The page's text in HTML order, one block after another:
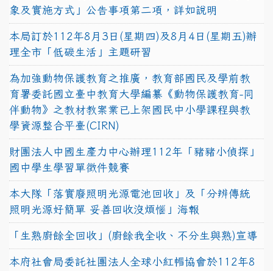
象及實施方式」公告事項第二項，詳如說明
本局訂於112年8月3日(星期四)及8月4日(星期五)辦
理全市「低碳生活」主題研習
為加強動物保護教育之推廣，教育部國民及學前教
育署委託國立臺中教育大學編纂《動物保護教育-同
伴動物》之教材教案業已上架國民中小學課程與教
學資源整合平臺(CIRN)
財團法人中國生產力中心辦理112年「豬豬小偵探」
國中學生學習單徵件競賽
本大隊「落實廢照明光源電池回收」及「分辨傳統
照明光源好簡單 妥善回收沒煩惱」海報
「生熟廚餘全回收」(廚餘我全收、不分生與熟)宣導
本府社會局委託社團法人全球小紅帽協會於112年8